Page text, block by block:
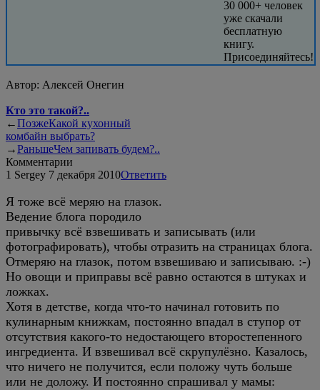
30 000+ человек
уже скачали
бесплатную
книгу.
Присоединяйтесь!
Автор: Алексей Онегин
Кто это такой?..
←ПозжеКакой кухонный
комбайн выбрать?
→РаньшеЧем запивать будем?..
Комментарии
1 Sergey 7 декабря 2010Ответить
Я тоже всё меряю на глазок.
Ведение блога породило
привычку всё взвешивать и записывать (или
фотографировать), чтобы отразить на страницах блога.
Отмеряю на глазок, потом взвешиваю и записываю. :-)
Но овощи и приправы всё равно остаются в штуках и
ложках.
Хотя в детстве, когда что-то начинал готовить по
кулинарным книжкам, постоянно впадал в ступор от
отсутствия какого-то недостающего второстепенного
ингредиента. И взвешивал всё скрупулёзно. Казалось,
что ничего не получится, если положу чуть больше
или не доложу. И постоянно спрашивал у мамы: